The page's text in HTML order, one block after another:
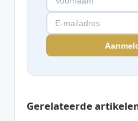
Gerelateerde